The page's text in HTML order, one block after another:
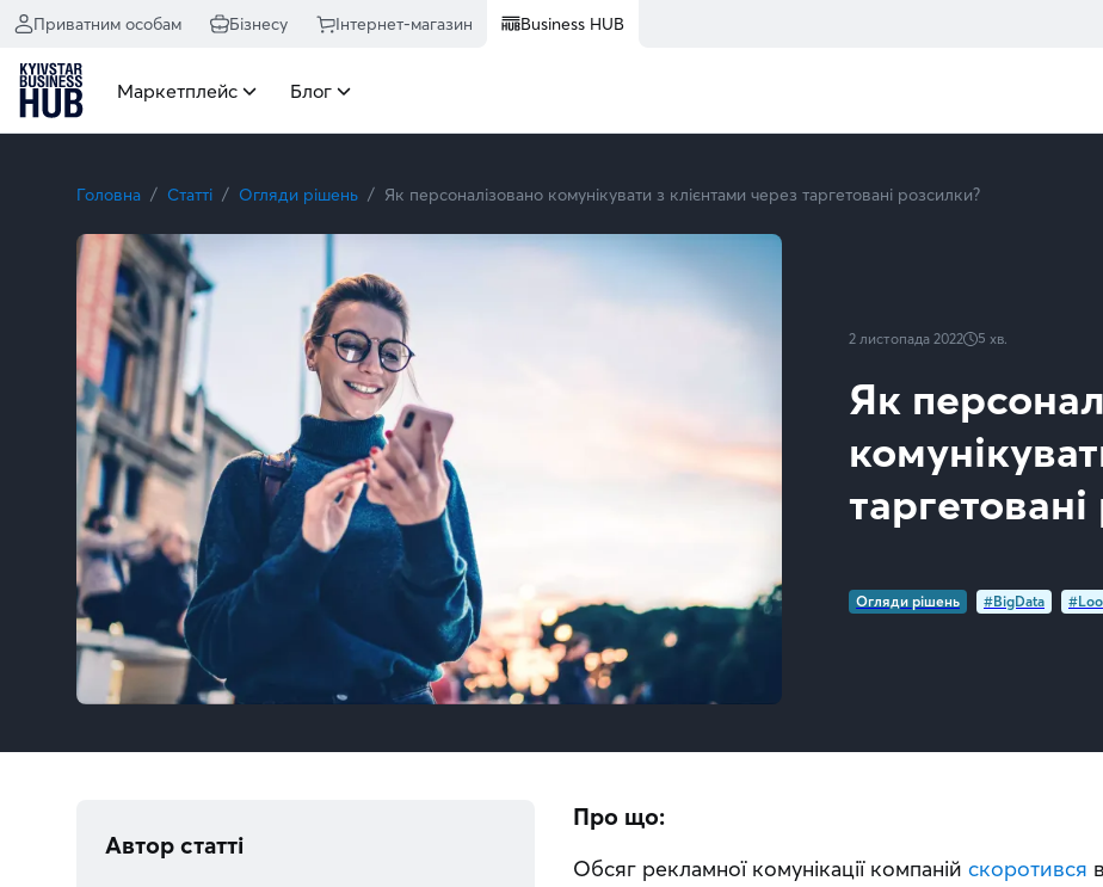
Приватним особам Бізнесу Інтернет-магазин Business HUB
Маркетплейс Блог
Головна Статті Огляди рішень Як персоналізовано комунікувати з клієнтами через таргетовані розсилки?
2 листопада 2022 5 хв.
Як
Огляди рішень #BigData
Про що:
Обсяг рекламної комунікації компаній скоротився
Автор статті